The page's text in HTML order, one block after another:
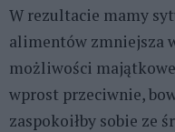
W rezultacie mamy
alimentów zmniejsza
możliwości
wprost przeciwnie,
zaspokoiłby sobie ze